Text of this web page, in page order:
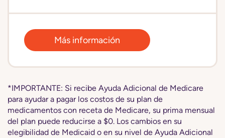
Más información
*IMPORTANTE: Si recibe Ayuda Adicional de Medicare
para ayudar a pagar los costos de su plan de
medicamentos con receta de Medicare, su prima mensual
del plan puede reducirse a $0. Los cambios en su
elegibilidad de Medicaid o en su nivel de Ayuda Adicional